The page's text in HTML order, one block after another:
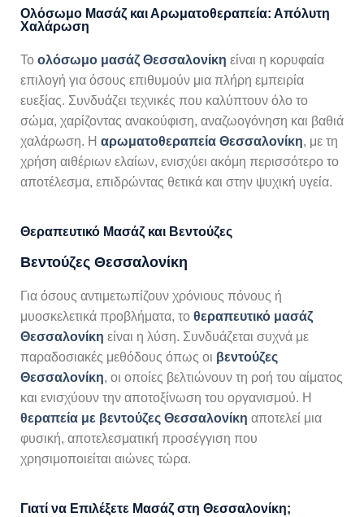
Ολόσωμο Μασάζ και Αρωματοθεραπεία: Απόλυτη
Χαλάρωση
Το ολόσωμο μασάζ Θεσσαλονίκη είναι η κορυφαία
επιλογή για όσους επιθυμούν μια πλήρη εμπειρία
ευεξίας. Συνδυάζει τεχνικές που καλύπτουν όλο το
σώμα, χαρίζοντας ανακούφιση, αναζωογόνηση και βαθιά
χαλάρωση. Η αρωματοθεραπεία Θεσσαλονίκη, με τη
χρήση αιθέριων ελαίων, ενισχύει ακόμη περισσότερο το
αποτέλεσμα, επιδρώντας θετικά και στην ψυχική υγεία.
Θεραπευτικό Μασάζ και Βεντούζες
Βεντούζες Θεσσαλονίκη
Για όσους αντιμετωπίζουν χρόνιους πόνους ή
μυοσκελετικά προβλήματα, το θεραπευτικό μασάζ
Θεσσαλονίκη είναι η λύση. Συνδυάζεται συχνά με
παραδοσιακές μεθόδους όπως οι βεντούζες
Θεσσαλονίκη, οι οποίες βελτιώνουν τη ροή του αίματος
και ενισχύουν την αποτοξίνωση του οργανισμού. Η
θεραπεία με βεντούζες Θεσσαλονίκη αποτελεί μια
φυσική, αποτελεσματική προσέγγιση που
χρησιμοποιείται αιώνες τώρα.
Γιατί να Επιλέξετε Μασάζ στη Θεσσαλονίκη;